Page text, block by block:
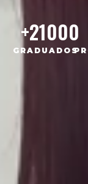
GRADUADOS
+21000